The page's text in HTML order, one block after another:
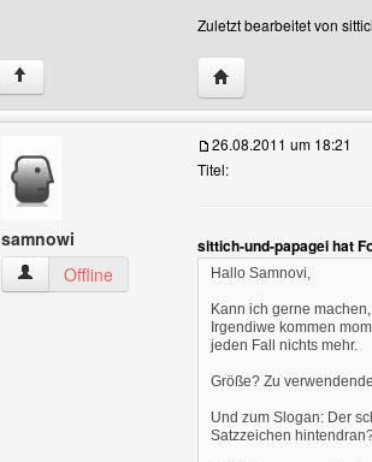
Zuletzt bearbeitet von
↑ Website dieses
samnowi
samnowi Benutzer-Profile anzeigen
Offline
26.08.2011 um 18:21
Titel:
sittich-und-papagei hat
Hallo Samnovi,
Kann ich gerne
Irgendiwe kommen
jeden Fall nichts mehr.
Größe? Zu
Und zum Slogan: Der
Satzzeichen